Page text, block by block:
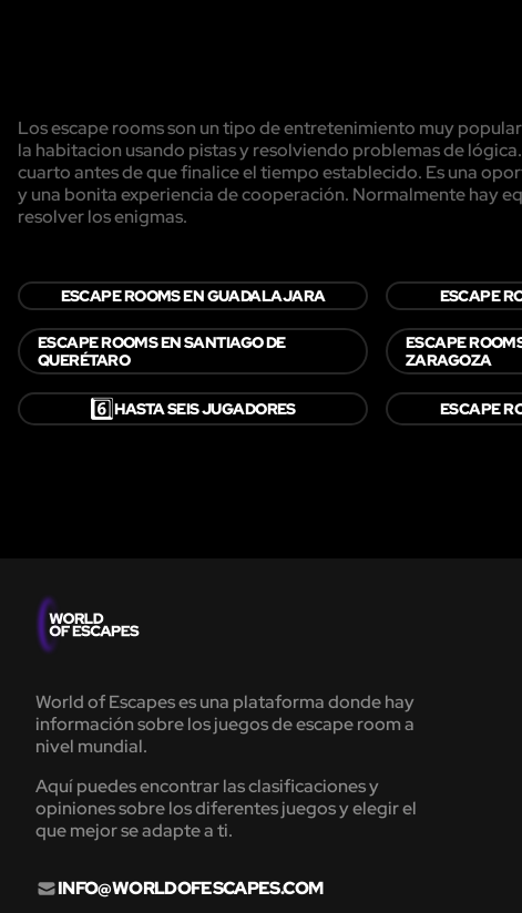
Los escape rooms son un tipo de entretenimiento muy
la habitacion usando pistas y resolviendo problemas de
cuarto antes de que finalice el tiempo establecido. Es una
y una bonita experiencia de cooperación. Normalmente hay
resolver los enigmas.
ESCAPE ROOMS EN GUADALAJARA ESCAPE
ESCAPE ROOMS EN SANTIAGO DE
QUERÉTARO
ESCAPE
ZARAGOZA
6️⃣HASTA SEIS JUGADORES ESCAPE
World of Escapes es una plataforma donde hay
información sobre los juegos de escape room a
nivel mundial.
Aquí puedes encontrar las clasificaciones y
opiniones sobre los diferentes juegos y elegir el
que mejor se adapte a ti.
INFO@WORLDOFESCAPES.COM